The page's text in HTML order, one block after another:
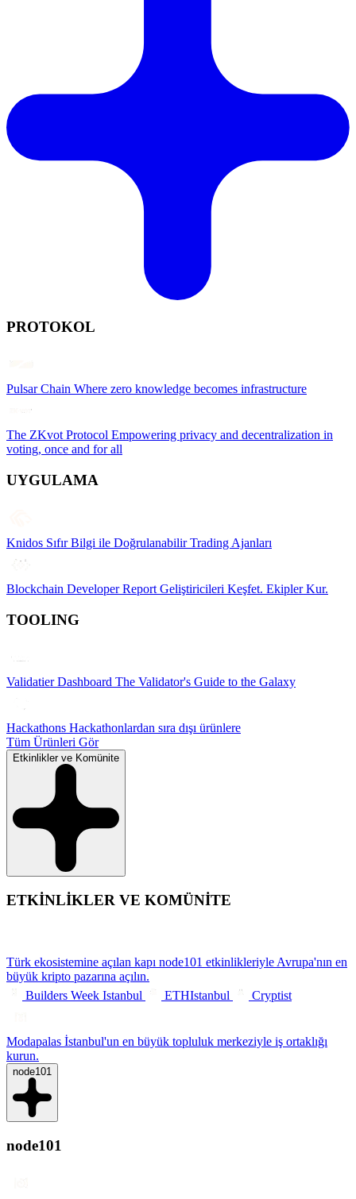
PROTOKOL
Pulsar Chain Where zero knowledge becomes infrastructure
The ZKvot Protocol Empowering privacy and decentralization in
voting, once and for all
UYGULAMA
Knidos Sıfır Bilgi ile Doğrulanabilir Trading Ajanları
Blockchain Developer Report Geliştiricileri Keşfet. Ekipler Kur.
TOOLING
Validatier Dashboard The Validator's Guide to the Galaxy
Hackathons Hackathonlardan sıra dışı ürünlere
Tüm Ürünleri Gör
Etkinlikler ve Komünite
ETKİNLİKLER VE KOMÜNİTE
Türk ekosistemine açılan kapı node101 etkinlikleriyle Avrupa'nın en
büyük kripto pazarına açılın.
Builders Week Istanbul
ETHIstanbul Cryptist
Modapalas İstanbul'un en büyük topluluk merkeziyle iş ortaklığı
kurun.
node101
node101